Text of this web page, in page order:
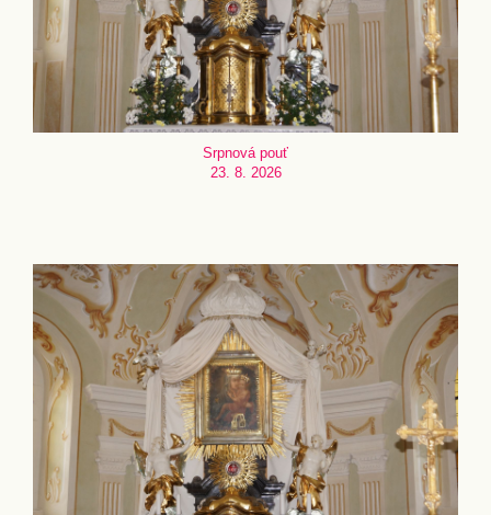
Srpnová pouť
23. 8. 2026